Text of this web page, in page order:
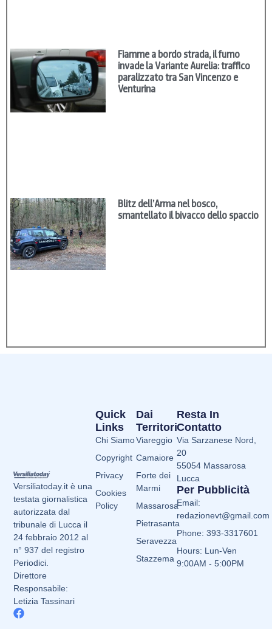
Fiamme a bordo strada, il fumo
invade la Variante Aurelia: traffico
paralizzato tra San Vincenzo e
Venturina
Blitz dell’Arma nel bosco,
smantellato il bivacco dello spaccio
Versiliatoday.it è una
testata giornalistica
autorizzata dal
tribunale di Lucca il
24 febbraio 2012 al
n° 937 del registro
Periodici.
Direttore
Responsabile:
Letizia Tassinari
Dai
Territori
Viareggio
Camaiore
Forte dei
Marmi
Massarosa
Pietrasanta
Seravezza
Stazzema
Quick
Links
Chi Siamo
Copyright
Privacy
Cookies
Policy
Resta In
Contatto
Via Sarzanese Nord,
20
55054 Massarosa
Lucca
Per Pubblicità
Email:
redazionevt@gmail.com
Phone: 393-3317601
Hours: Lun-Ven
9:00AM - 5:00PM